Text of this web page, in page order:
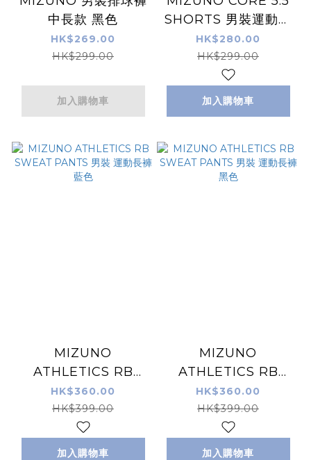
中長款 黑色
HK$269.00
HK$299.00
加入購物車
SHORTS 男裝運動短
褲 黑色
HK$280.00
HK$299.00
加入購物車
MIZUNO
ATHLETICS RB
SWEAT PANTS 男裝
運動長褲 藍色
HK$360.00
HK$399.00
加入購物車
MIZUNO
ATHLETICS RB
SWEAT PANTS 男裝
運動長褲 黑色
HK$360.00
HK$399.00
加入購物車